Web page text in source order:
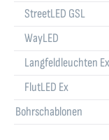
StreetLED GSL
WayLED
Langfeldleuchten Ex
FlutLED Ex
Bohrschablonen